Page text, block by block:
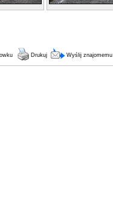
Drukuj Wyślij znajomemu